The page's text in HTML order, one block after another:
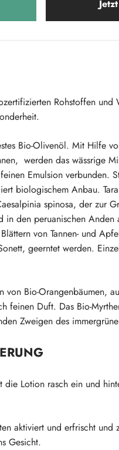
Rohstoffen und
Bio-Olivenöl. Mit Hilfe
werden das wässrige
Emulsion verbunden.
biologischem Anbau.
spinosa, der zur
in den peruanischen Anden
von Tannen- und
geerntet werden.
von Bio-Orangenbäumen,
feinen Duft. Das Bio-
Zweigen des
Lotion rasch ein und
aktiviert und erfrischt und
Gesicht.